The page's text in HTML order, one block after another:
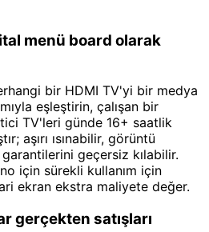
menü board olarak
bir HDMI TV'yi bir medya
eşleştirin, çalışan bir
TV'leri günde 16+ saatlik
aşırı ısınabilir, görüntü
garantilerini geçersiz kılabilir.
için sürekli kullanım için
ekran ekstra maliyete değer.
gerçekten satışları